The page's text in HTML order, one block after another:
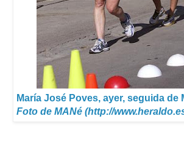
María José Poves, ayer, seguida de
Foto de MANé (http://